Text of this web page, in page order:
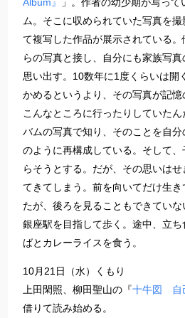
Album』
」。作者の幼少期が写っ
ム。そこに収められていた写真を
て複写した作品が展示されている
らの写真と接し、自分にも家族写
思い出す。10数年に1度くらいは開
かめるというより、その写真が記
こんなところに行ったりしていた
バムの写真で知り、そのことを自
のように再構成している。そして
らそうとする。だが、その思いは
てきてしまう。前を向いてだけ生
たが、後ろを見ることもできていな
銀座駅を目指して歩く。途中、立
ばとカレーライスを食う。
10月21日（水）くもり
上田閑照、柳田聖山の『十牛図 自
借りて読み始める。